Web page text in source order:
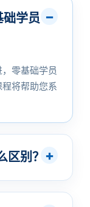
础学员
零基础学员
将帮助您系
别？